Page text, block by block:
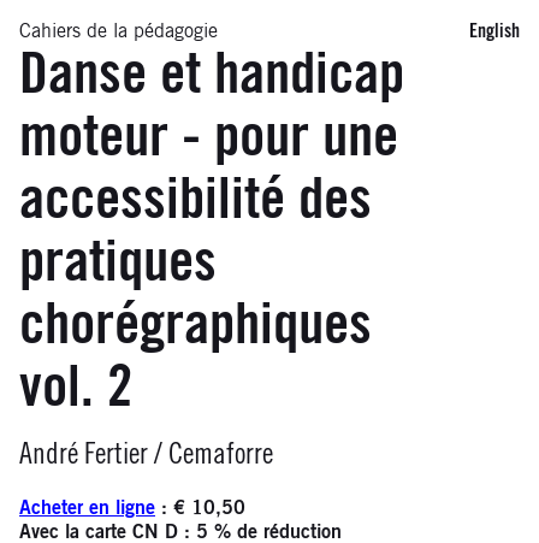
English
Cahiers de la pédagogie
Danse et handicap
moteur - pour une
accessibilité des
pratiques
chorégraphiques
vol. 2
Infos
André Fertier / Cemaforre
Acheter en ligne : € 10,50
Avec la carte CN D : 5 % de réduction